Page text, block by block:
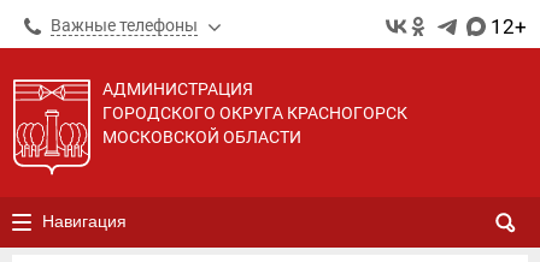
Важные телефоны 12+
АДМИНИСТРАЦИЯ
ГОРОДСКОГО ОКРУГА КРАСНОГОРСК
МОСКОВСКОЙ ОБЛАСТИ
Навигация